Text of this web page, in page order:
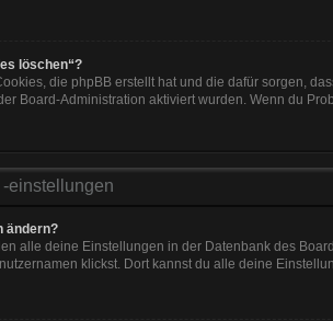
löschen“?
die phpBB erstellt hat und die dafür sorgen,
Board-Administration aktiviert wurden. Wenn du
einstellungen
ändern?
alle deine Einstellungen in der Datenbank des
klickst. Dort kannst du alle deine